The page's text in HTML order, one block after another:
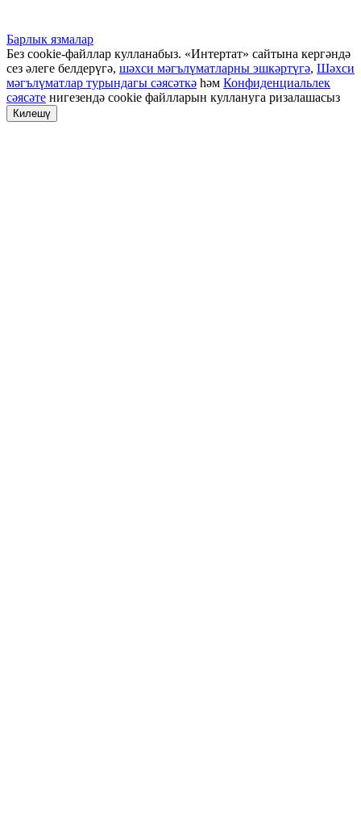
Барлык язмалар
Без cookie-файллар кулланабыз. «Интертат» сайтына кергәндә
сез әлеге белдерүгә, шәхси мәгълүматларны эшкәртүгә, Шәхси
мәгълүматлар турындагы сәясәткә һәм Конфиденциальлек
сәясәте нигезендә cookie файлларын куллануга ризалашасыз
Килешү